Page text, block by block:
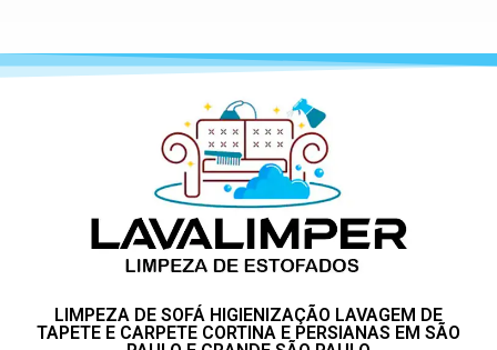
LIMPEZA DE SOFÁ HIGIENIZAÇÃO LAVAGEM DE
TAPETE E CARPETE CORTINA E PERSIANAS EM SÃO